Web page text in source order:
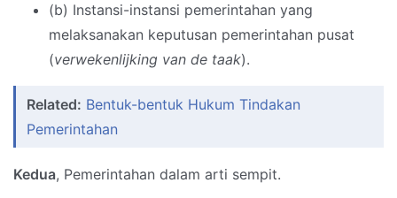
(b) Instansi-instansi pemerintahan yang
melaksanakan keputusan pemerintahan pusat
(verwekenlijking van de taak).
Related: Bentuk-bentuk Hukum Tindakan
Pemerintahan
Kedua, Pemerintahan dalam arti sempit.